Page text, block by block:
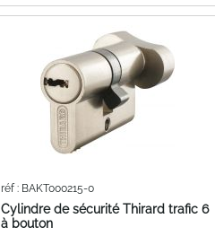
Cylindre de sécurité Thirard trafic 6
à bouton
réf : BAKT000215-0